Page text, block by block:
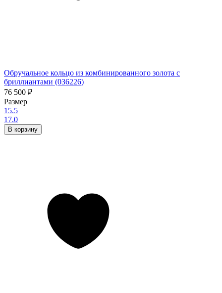
Обручальное кольцо из комбинированного золота с
бриллиантами (036226)
76 500 ₽
Размер
15.5
17.0
В корзину